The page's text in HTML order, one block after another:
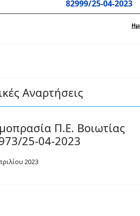
82999/25-04-2023
Αναρτήσεις
Π.Ε. Βοιωτίας
25-04-2023
2023